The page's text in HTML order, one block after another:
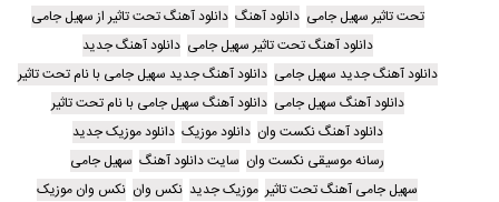
تحت تاثیر سهیل جامی دانلود آهنگ دانلود آهنگ تحت تاثیر از سهیل جامی
دانلود آهنگ تحت تاثیر سهیل جامی دانلود آهنگ جدید
دانلود آهنگ جدید سهیل جامی دانلود آهنگ جدید سهیل جامی با نام تحت تاثیر
دانلود آهنگ سهیل جامی دانلود آهنگ سهیل جامی با نام تحت تاثیر
دانلود آهنگ نکست وان دانلود موزیک دانلود موزیک جدید
رسانه موسیقی نکست وان سایت دانلود آهنگ سهیل جامی
سهیل جامی آهنگ تحت تاثیر موزیک جدید نکس وان نکس وان موزیک